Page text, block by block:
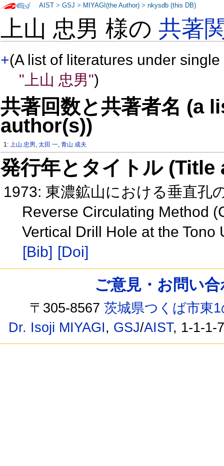
上山 忠男 様の共著
+(A list of literatures under
"上山 忠男")
共著回数と共著者名 (a
author(s))
1:上山 忠男,太田 一,青山 成夫
発行年とタイトル
1973: 東濃鉱山における垂直孔
Reverse Circulating Method
Vertical Drill Hole at the
[Bib] [Doi]
AIST >GSJ > MIYAGI(the Author) >nkysdb (this DB)
ご意見・お問い
〒305-8567茨城県つくば市東
Dr. Isoji MIYAGI, GSJ/AIST, 1-1-1-